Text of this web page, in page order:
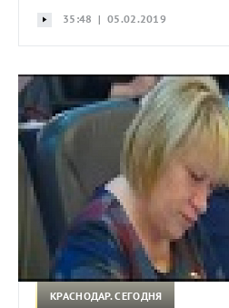
35:48 | 05.02.2019
КРАСНОДАР. СЕГОДНЯ